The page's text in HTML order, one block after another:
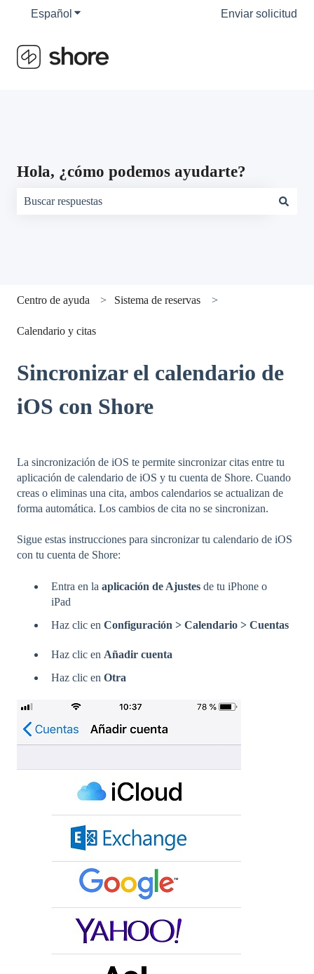
Español Traducciones de Mostrar submenú deEnviar solicitud
Hola, ¿cómo podemos ayudarte?
Centro de ayuda Sistema de reservas
Calendario y citas
Sincronizar el calendario de
iOS con Shore
La sincronización de iOS te permite sincronizar citas entre tu
aplicación de calendario de iOS y tu cuenta de Shore. Cuando
creas o eliminas una cita, ambos calendarios se actualizan de
forma automática. Los cambios de cita no se sincronizan.
Sigue estas instrucciones para sincronizar tu calendario de iOS
con tu cuenta de Shore:
Entra en la aplicación de Ajustes de tu iPhone o
iPad
Haz clic en Configuración > Calendario > Cuentas
Haz clic en Añadir cuenta
Haz clic en Otra